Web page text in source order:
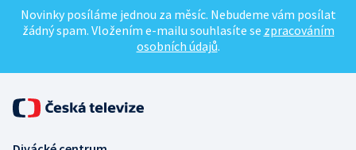
Novinky posíláme jednou za měsíc. Nebudeme vám posílat
žádný spam. Vložením e-mailu souhlasíte se zpracováním
osobních údajů.